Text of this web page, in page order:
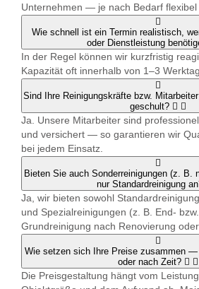
Unternehmen — je nach Bedarf flexibel
Wie schnell ist ein Termin realistisch,
oder Dienstleistung
In der Regel können wir kurzfristig
Kapazität oft innerhalb von 1–3
Sind Ihre Reinigungskräfte bzw.
geschult?
Ja. Unsere Mitarbeiter sind
und versichert — so garantieren wir
bei jedem Einsatz.
Bieten Sie auch Sonderreinigungen (z. B.
nur Standardreinigung
Ja, wir bieten sowohl
und Spezialreinigungen (z. B. End-
Grundreinigung nach Renovierung
Wie setzen sich Ihre Preise zusammen —
oder nach Zeit?
Die Preisgestaltung hängt vom